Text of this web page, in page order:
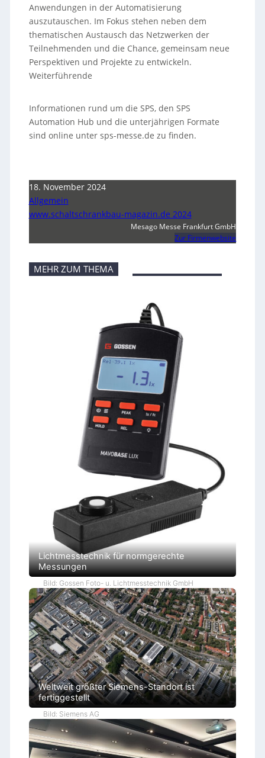
Anwendungen in der Automatisierung
auszutauschen. Im Fokus stehen neben dem
thematischen Austausch das Netzwerken der
Teilnehmenden und die Chance, gemeinsam neue
Perspektiven und Projekte zu entwickeln.
Weiterführende
Informationen rund um die SPS, den SPS
Automation Hub und die unterjährigen Formate
sind online unter sps-messe.de zu finden.
18. November 2024
Allgemein
www.schaltschrankbau-magazin.de 2024
Mesago Messe Frankfurt GmbH
Zur Firmenwebsite
MEHR ZUM THEMA
Lichtmesstechnik für normgerechte
Messungen
Bild: Gossen Foto- u. Lichtmesstechnik GmbH
Weltweit größter Siemens-Standort ist
fertiggestellt
Bild: Siemens AG